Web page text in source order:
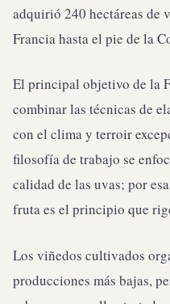
adquirió 240 hectáreas de
Francia hasta el pie de la
El principal objetivo de la
combinar las técnicas de
con el clima y terroir
filosofía de trabajo se
calidad de las uvas; por
fruta es el principio que
Los viñedos cultivados
producciones más bajas,